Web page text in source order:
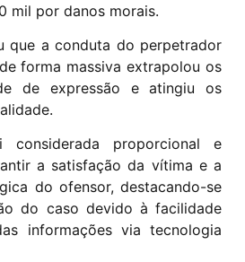
mil por danos morais.
que a conduta do perpetrador
forma massiva extrapolou os
de expressão e atingiu os
considerada proporcional e
a satisfação da vítima e a
do ofensor, destacando-se
do caso devido à facilidade
informações via tecnologia